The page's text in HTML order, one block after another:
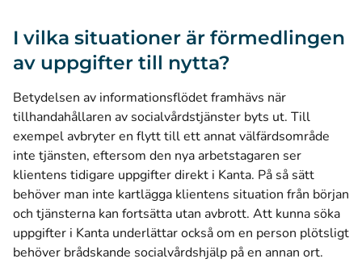
I vilka situationer är förmedlingen
av uppgifter till nytta?
Betydelsen av informationsflödet framhävs när
tillhandahållaren av socialvårdstjänster byts ut. Till
exempel avbryter en flytt till ett annat välfärdsområde
inte tjänsten, eftersom den nya arbetstagaren ser
klientens tidigare uppgifter direkt i Kanta. På så sätt
behöver man inte kartlägga klientens situation från början
och tjänsterna kan fortsätta utan avbrott. Att kunna söka
uppgifter i Kanta underlättar också om en person plötsligt
behöver brådskande socialvårdshjälp på en annan ort.